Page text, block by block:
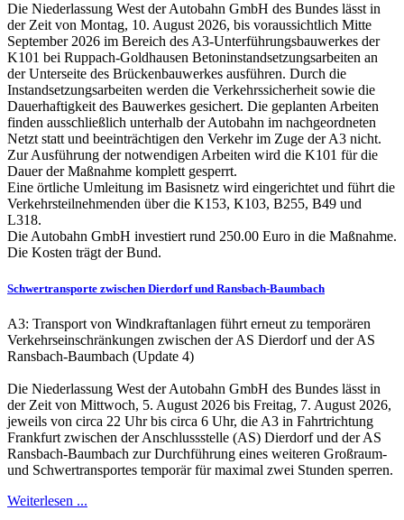
Die Niederlassung West der Autobahn GmbH des Bundes lässt in
der Zeit von Montag, 10. August 2026, bis voraussichtlich Mitte
September 2026 im Bereich des A3-Unterführungsbauwerkes der
K101 bei Ruppach-Goldhausen Betoninstandsetzungsarbeiten an
der Unterseite des Brückenbauwerkes ausführen. Durch die
Instandsetzungsarbeiten werden die Verkehrssicherheit sowie die
Dauerhaftigkeit des Bauwerkes gesichert. Die geplanten Arbeiten
finden ausschließlich unterhalb der Autobahn im nachgeordneten
Netzt statt und beeinträchtigen den Verkehr im Zuge der A3 nicht.
Zur Ausführung der notwendigen Arbeiten wird die K101 für die
Dauer der Maßnahme komplett gesperrt.
Eine örtliche Umleitung im Basisnetz wird eingerichtet und führt die
Verkehrsteilnehmenden über die K153, K103, B255, B49 und
L318.
Die Autobahn GmbH investiert rund 250.00 Euro in die Maßnahme.
Die Kosten trägt der Bund.
Schwertransporte zwischen Dierdorf und Ransbach-Baumbach
A3: Transport von Windkraftanlagen führt erneut zu temporären
Verkehrseinschränkungen zwischen der AS Dierdorf und der AS
Ransbach-Baumbach (Update 4)
Die Niederlassung West der Autobahn GmbH des Bundes lässt in
der Zeit von Mittwoch, 5. August 2026 bis Freitag, 7. August 2026,
jeweils von circa 22 Uhr bis circa 6 Uhr, die A3 in Fahrtrichtung
Frankfurt zwischen der Anschlussstelle (AS) Dierdorf und der AS
Ransbach-Baumbach zur Durchführung eines weiteren Großraum-
und Schwertransportes temporär für maximal zwei Stunden sperren.
Weiterlesen ...